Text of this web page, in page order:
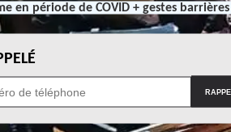
en période de COVID + gestes